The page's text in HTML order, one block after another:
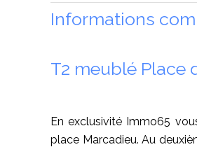
Informations
T2 meublé Place
En exclusivité Immo65
place Marcadieu. Au